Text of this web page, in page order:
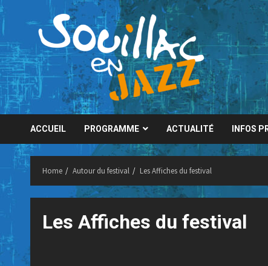
Skip
to
content
ACCUEIL PROGRAMME ACTUALITÉ INFOS
Home Autour du festival Les Affiches du festival
Les Affiches du festival